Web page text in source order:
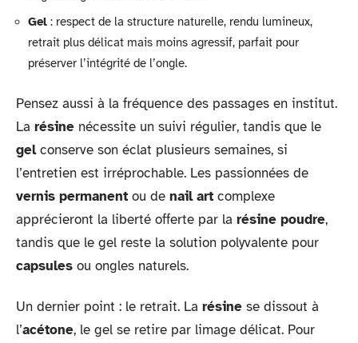
Gel : respect de la structure naturelle, rendu lumineux,
retrait plus délicat mais moins agressif, parfait pour
préserver l’intégrité de l’ongle.
Pensez aussi à la fréquence des passages en institut.
La résine nécessite un suivi régulier, tandis que le
gelconserve son éclat plusieurs semaines, si
l’entretien est irréprochable. Les passionnées de
vernis permanent ou de nail art complexe
apprécieront la liberté offerte par la résine poudre,
tandis que le gel reste la solution polyvalente pour
capsules ou ongles naturels.
Un dernier point : le retrait. La résine se dissout à
l’acétone, le gel se retire par limage délicat. Pour